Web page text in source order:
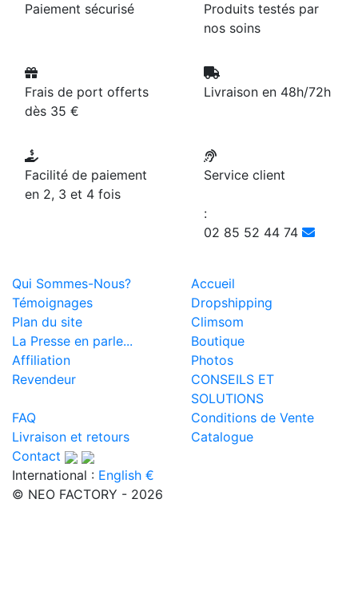
Paiement sécurisé
Produits testés par
nos soins
Frais de port offerts
dès 35 €
Livraison en 48h/72h
Facilité de paiement
en 2, 3 et 4 fois
Service client
:
02 85 52 44 74
Qui Sommes-Nous?
Accueil
Témoignages
Dropshipping
Plan du site
Climsom
La Presse en parle...
Boutique
Affiliation
Photos
Revendeur
CONSEILS ET
SOLUTIONS
FAQ
Conditions de Vente
Livraison et retours
Catalogue
Contact
International : English €
© NEO FACTORY - 2026